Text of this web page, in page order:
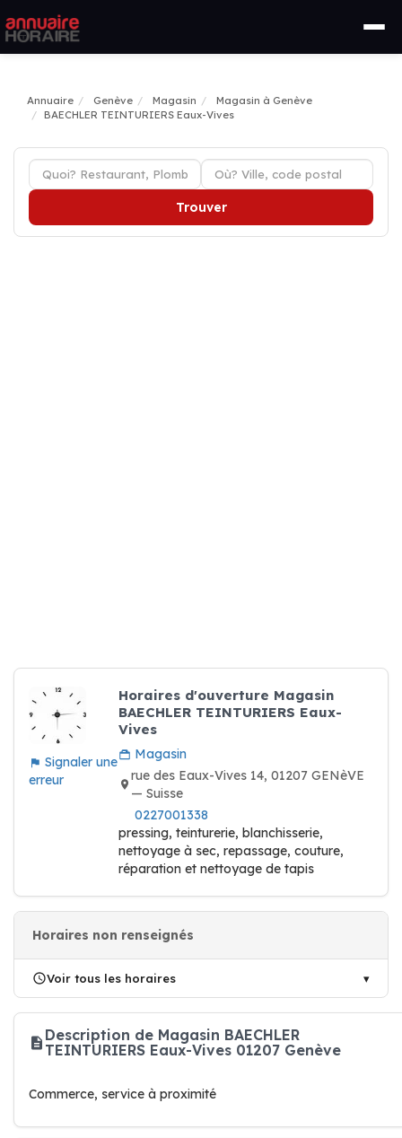
Annuaire Genève Magasin
Magasin à Genève
BAECHLER TEINTURIERS Eaux-Vives
Trouver
Signaler une
erreur
Horaires d'ouverture Magasin
BAECHLER TEINTURIERS Eaux-
Vives
Magasin
rue des Eaux-Vives 14, 01207 GENèVE
— Suisse
0227001338
pressing, teinturerie, blanchisserie,
nettoyage à sec, repassage, couture,
réparation et nettoyage de tapis
Horaires non renseignés
Voir tous les horaires
Description de Magasin BAECHLER
TEINTURIERS Eaux-Vives 01207 Genève
Commerce, service à proximité